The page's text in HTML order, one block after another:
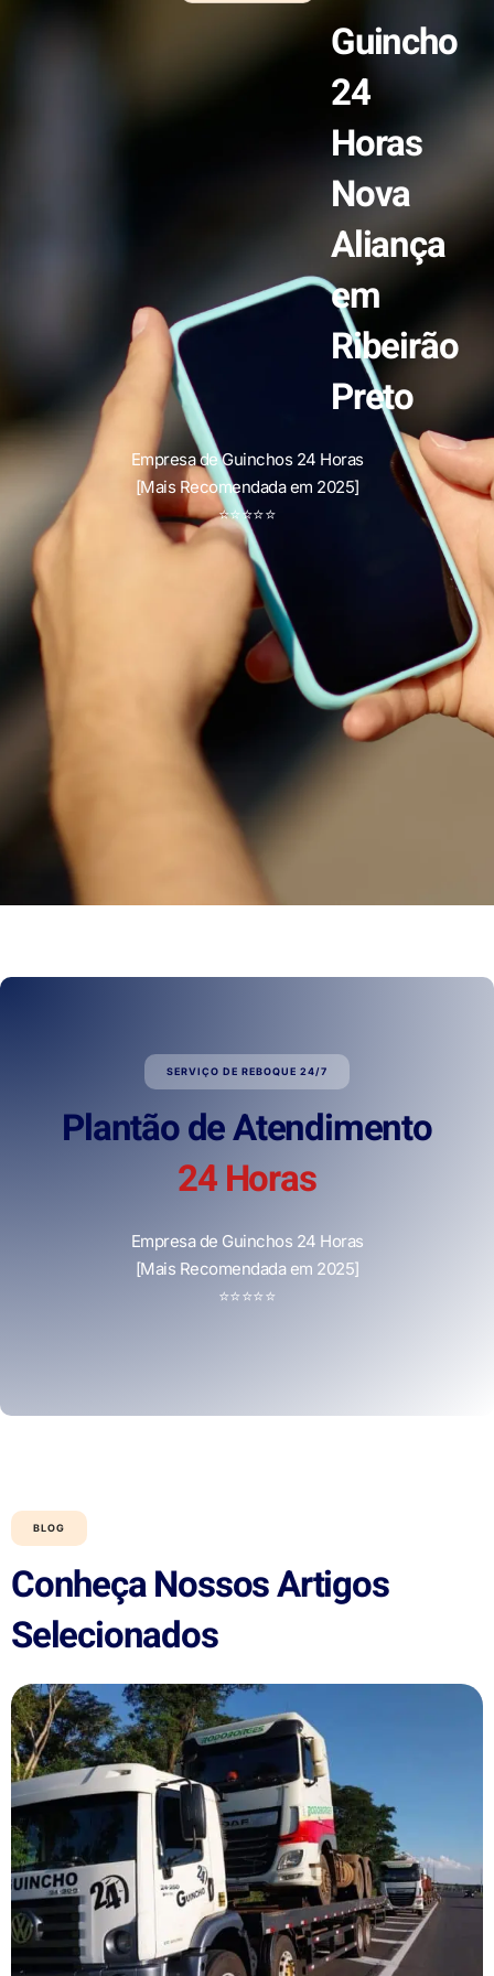
Guincho
24
Horas
Nova
Aliança
em
Ribeirão
Preto
Empresa de Guinchos 24 Horas
[Mais Recomendada em 2025]
⭐⭐⭐⭐⭐
SERVIÇO DE REBOQUE 24/7
Plantão de Atendimento
24 Horas
Empresa de Guinchos 24 Horas
[Mais Recomendada em 2025]
⭐⭐⭐⭐⭐
BLOG
Conheça Nossos Artigos
Selecionados